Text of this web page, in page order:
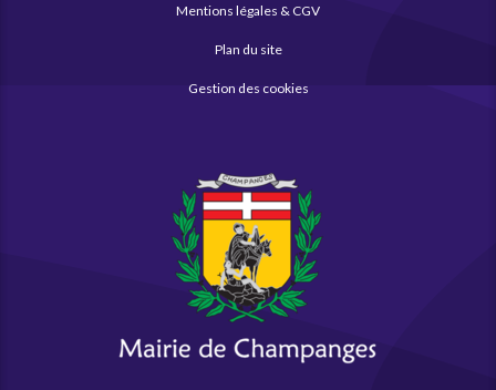
Mentions légales & CGV
Plan du site
Gestion des cookies